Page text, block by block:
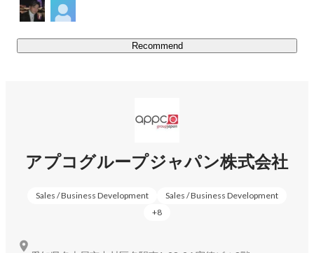
Recommend
アプコグループジャパン株式会社
Sales / Business Development
Sales / Business Development
+8